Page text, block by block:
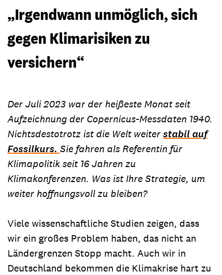
„Irgendwann unmöglich, sich
gegen Klimarisiken zu
versichern“
Der Juli 2023 war der heißeste Monat seit
Aufzeichnung der Copernicus-Messdaten 1940.
Nichtsdestotrotz ist die Welt weiterstabil auf
Fossilkurs. Sie fahren als Referentin für
Klimapolitik seit 16 Jahren zu
Klimakonferenzen. Was ist Ihre Strategie, um
weiter hoffnungsvoll zu bleiben?
Viele wissenschaftliche Studien zeigen, dass
wir ein großes Problem haben, das nicht an
Ländergrenzen Stopp macht. Auch wir in
Deutschland bekommen die Klimakrise hart zu